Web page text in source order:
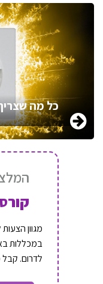
כל מה
מגוון
במכללות
לדרום.